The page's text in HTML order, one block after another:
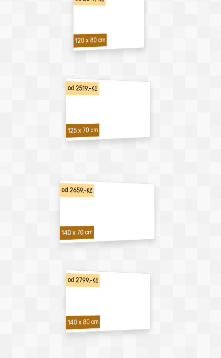
120 x 80 cm
od 2519,-Kč
125 x 70 cm
od 2659,-Kč
140 x 70 cm
od 2799,-Kč
140 x 80 cm